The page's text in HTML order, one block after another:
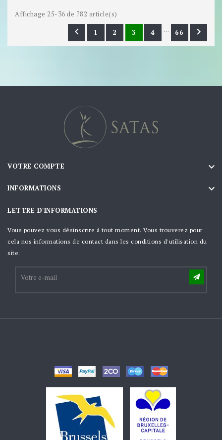
Affichage 25-36 de 782 article(s)
 1 2 3 4 … 66 
VOTRE COMPTE 
INFORMATIONS 
LETTRE D'INFORMATIONS
Vous pouvez vous désinscrire à tout moment. Vous trouverez pour
cela nos informations de contact dans les conditions d'utilisation du
site.